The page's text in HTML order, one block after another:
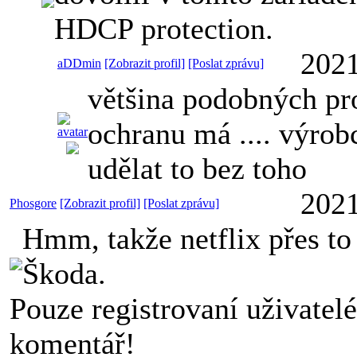
HDCP protection.
aDDmin [Zobrazit profil] [Poslat zprávu]
většina podobných
ochranu má ....
udělat to bez toho
Phosgore [Zobrazit profil] [Poslat zprávu]
Hmm, takže netflix přes
Škoda.
Pouze registrovaní
komentář!